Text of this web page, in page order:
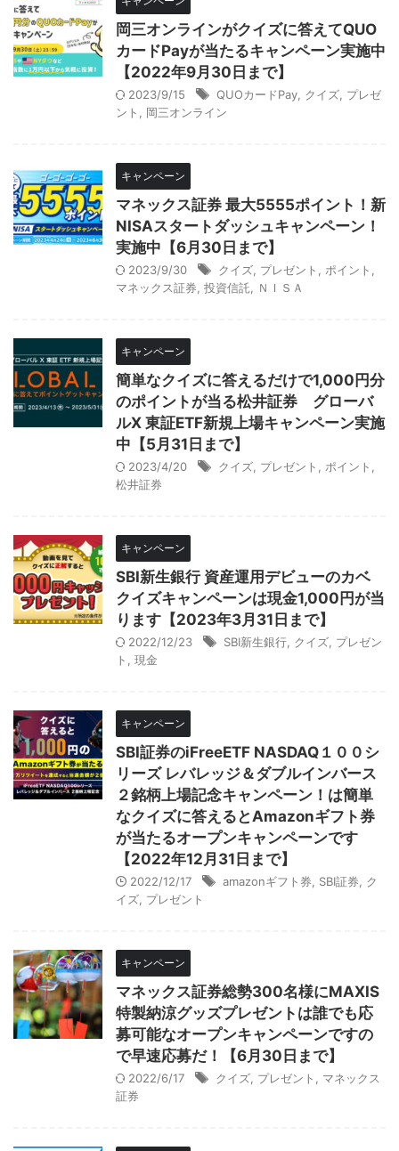
岡三オンラインがクイズに答えてQUO
カードPayが当たるキャンペーン実施中
【2022年9月30日まで】
2023/9/15 QUOカードPay クイズ プレゼ
ント
岡三オンライン
キャンペーン
マネックス証券 最大5555ポイント！新
NISAスタートダッシュキャンペーン！
実施中【6月30日まで】
2023/9/30 クイズ プレゼント ポイント
マネックス証券 投資信託 ＮＩＳＡ
キャンペーン
簡単なクイズに答えるだけで1,000円分
のポイントが当る松井証券 グローバ
ルX 東証ETF新規上場キャンペーン実施
中【5月31日まで】
2023/4/20 クイズ プレゼント ポイント
松井証券
キャンペーン
SBI新生銀行 資産運用デビューのカベ
クイズキャンペーンは現金1,000円が当
ります【2023年3月31日まで】
2022/12/23 SBI新生銀行 クイズ プレゼン
ト
現金
キャンペーン
SBI証券のiFreeETF NASDAQ１００シ
リーズ レバレッジ＆ダブルインバース
２銘柄上場記念キャンペーン！は簡単
なクイズに答えるとAmazonギフト券
が当たるオープンキャンペーンです
【2022年12月31日まで】
2022/12/17 amazonギフト券 SBI証券
ク
イズ プレゼント
キャンペーン
マネックス証券総勢300名様にMAXIS
特製納涼グッズプレゼントは誰でも応
募可能なオープンキャンペーンですの
で早速応募だ！【6月30日まで】
2022/6/17 クイズ プレゼント
マネックス
証券